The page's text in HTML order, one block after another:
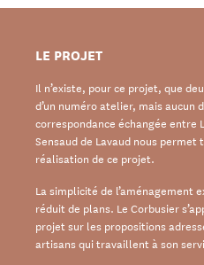
LE PROJET
Il n’existe, pour ce projet, que
d’un numéro atelier, mais aucun
correspondance échangée entre
Sensaud de Lavaud nous
réalisation de ce projet.
La simplicité de l’aménagement
réduit de plans. Le Corbusier
projet sur les propositions
artisans qui travaillent à son